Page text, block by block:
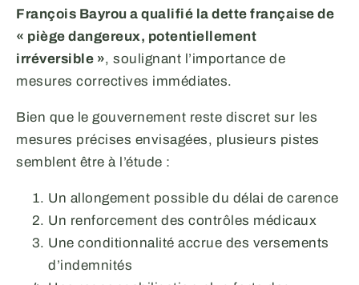
François Bayrou a qualifié la dette française de
« piège dangereux, potentiellement
irréversible », soulignant l’importance de
mesures correctives immédiates.
Bien que le gouvernement reste discret sur les
mesures précises envisagées, plusieurs pistes
semblent être à l’étude :
Un allongement possible du délai de carence
Un renforcement des contrôles médicaux
Une conditionnalité accrue des versements
d’indemnités